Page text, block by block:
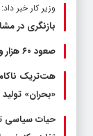
وزیر کار خبر داد:
بازنگری در
صعود ۶۰ هزار واحدی شاخص بورس
هت‌تریک
«بحران»
حیات سیاسی